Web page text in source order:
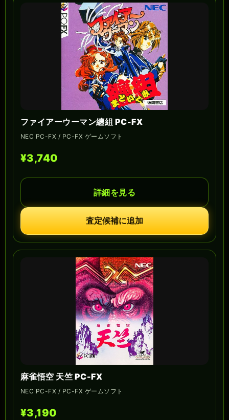
ファイアーウーマン纏組 PC-FX
NEC PC-FX / PC-FX ゲームソフト
¥3,740
詳細を見る
査定候補に追加
麻雀悟空 天竺 PC-FX
NEC PC-FX / PC-FX ゲームソフト
¥3,190